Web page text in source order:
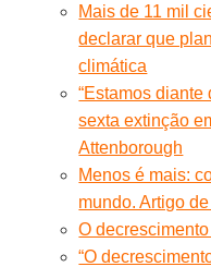
Mais de 11 mil
declarar que
climática
“Estamos
sexta extinção
Attenborough
Menos é mais:
mundo. Artigo
O
“O